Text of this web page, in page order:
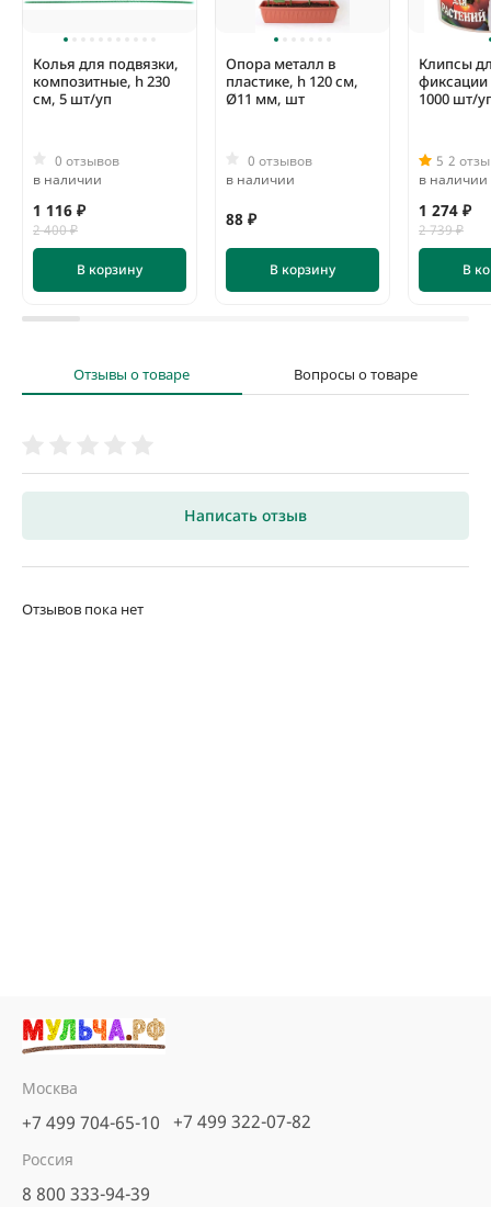
Колья для подвязки,
композитные, h 230
см, 5 шт/уп
0 отзывов
в наличии
1 116 ₽
2 400 ₽
В корзину
Опора металл в
пластике, h 120 см,
Ø11 мм, шт
0 отзывов
в наличии
88 ₽
В корзину
Клипсы
фиксации
1000 шт/
5 2
в наличии
1 274 ₽
2 739 ₽
В
Отзывы о товаре Вопросы о товаре
Написать отзыв
Отзывов пока нет
Москва
+7 499 704-65-10 +7 499 322-07-82
Россия
8 800 333-94-39